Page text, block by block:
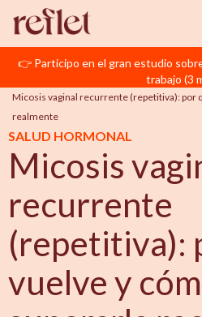
👉 Participo en el gran estudio
trabajo (3
Micosis vaginal recurrente (repetitiva): por
realmente
SALUD HORMONAL
Micosis
recurrente
(repetitiva):
vuelve y